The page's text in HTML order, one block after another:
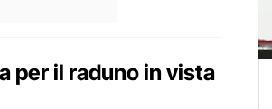
per il raduno in vista